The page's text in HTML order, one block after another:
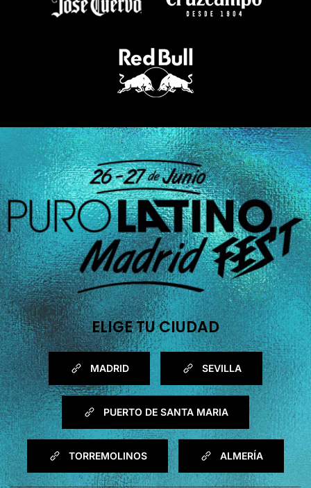
ELIGE TU CIUDAD
MADRID SEVILLA
PUERTO DE SANTA MARIA
TORREMOLINOS ALMERÍA